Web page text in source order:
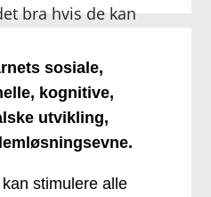
sosiale,
kognitive,
utvikling,
stimulere alle